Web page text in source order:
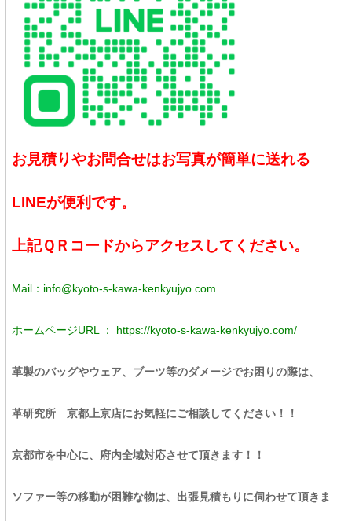
お見積りやお問合せはお写真が簡単に送れる
LINEが便利です。
上記ＱＲコードからアクセスしてください。
Mail：info@kyoto-s-kawa-kenkyujyo.com
ホームページURL ： https://kyoto-s-kawa-kenkyujyo.com/
革製のバッグやウェア、ブーツ等のダメージでお困りの際は、
革研究所 京都上京店にお気軽にご相談してください！！
京都市を中心に、府内全域対応させて頂きます！！
ソファー等の移動が困難な物は、出張見積もりに伺わせて頂きま